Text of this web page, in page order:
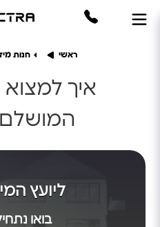
ראשי חנות
איך
המושלם
ליועץ
בואו